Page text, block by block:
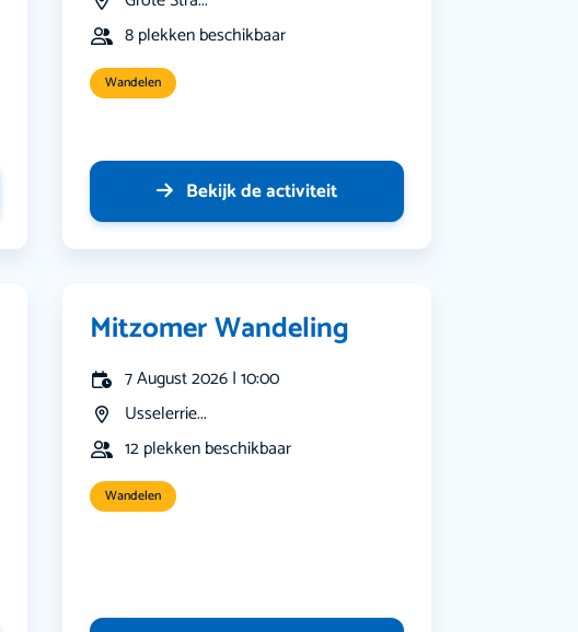
8 plekken beschikbaar
Wandelen
Bekijk de activiteit
Mitzomer Wandeling
7 August 2026 | 10:00
Usselerrie...
12 plekken beschikbaar
Wandelen